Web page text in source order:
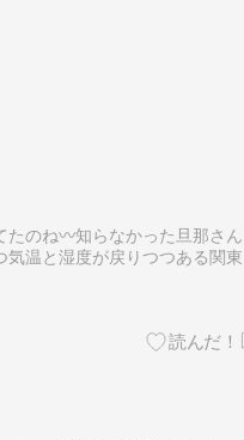
のね〰️知らなかった旦那さ
温と湿度が戻りつつある関